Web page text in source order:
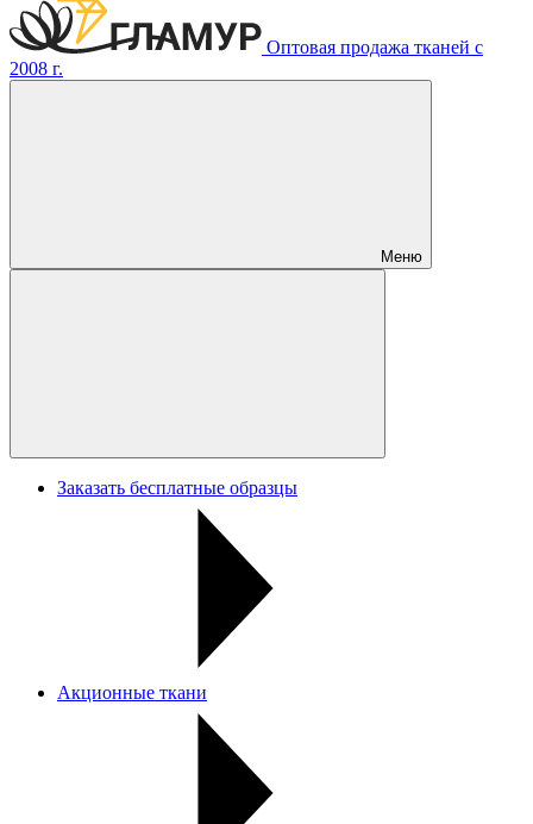
Оптовая продажа тканей с
2008 г.
Меню
Заказать бесплатные образцы
Акционные ткани